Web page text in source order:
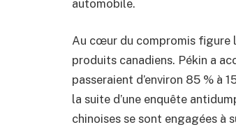
automobile.
Au cœur du compromis figure
produits canadiens. Pékin a
passeraient d’environ 85 % à
la suite d’une enquête
chinoises se sont engagées à